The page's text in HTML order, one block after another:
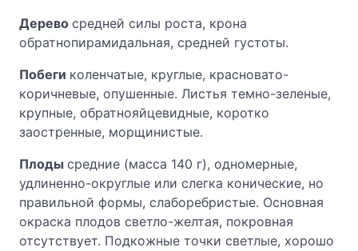
Дерево средней силы роста, крона
обратнопирамидальная, средней густоты.
Побеги коленчатые, круглые, красновато-
коричневые, опушенные. Листья темно-зеленые,
крупные, обратнояйцевидные, коротко
заостренные, морщинистые.
Плоды средние (масса 140 г), одномерные,
удлиненно-округлые или слегка конические, но
правильной формы, слаборебристые. Основная
окраска плодов светло-желтая, покровная
отсутствует. Подкожные точки светлые, хорошо